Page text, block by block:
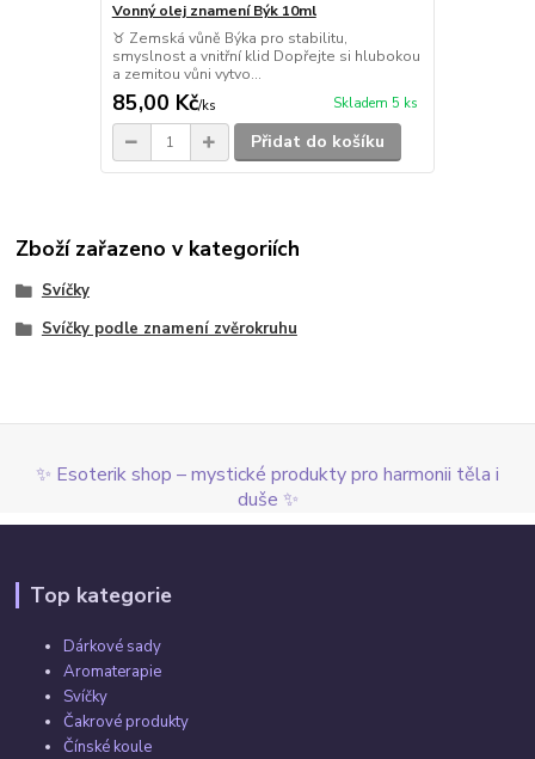
Vonný olej znamení Býk 10ml
♉ Zemská vůně Býka pro stabilitu,
smyslnost a vnitřní klid Dopřejte si hlubokou
a zemitou vůni vytvo...
85,00 Kč/ks Skladem 5 ks
Přidat do košíku
Zboží zařazeno v kategoriích
Svíčky
Svíčky podle znamení zvěrokruhu
✨ Esoterik shop – mystické produkty pro harmonii těla i
duše ✨
Top kategorie
Dárkové sady
Aromaterapie
Svíčky
Čakrové produkty
Čínské koule